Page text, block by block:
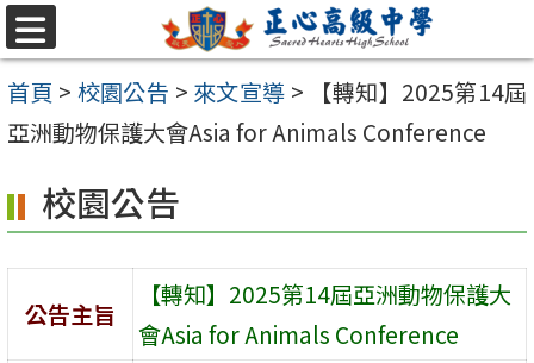
跳至主要內容區
選
單
首頁 > 校園公告 > 來文宣導 >
【轉知】2025第14屆
亞洲動物保護大會Asia for Animals Conference
校園公告
公告主旨
【轉知】2025第14屆亞洲動物保護大
會Asia for Animals Conference